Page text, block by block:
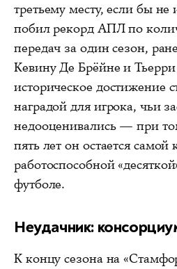
третьему месту, если бы
побил рекорд АПЛ по
передач за один сезон,
Кевину Де Брёйне и
историческое достижение
наградой для игрока, чьи
недооценивались — при
пять лет он остается самой
работоспособной
футболе.
Неудачник:
К концу сезона на